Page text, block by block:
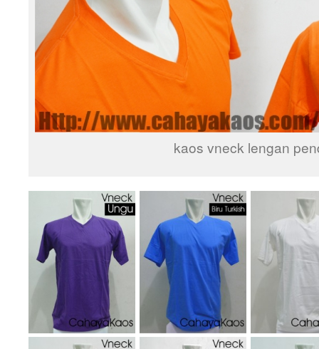
kaos vneck lengan